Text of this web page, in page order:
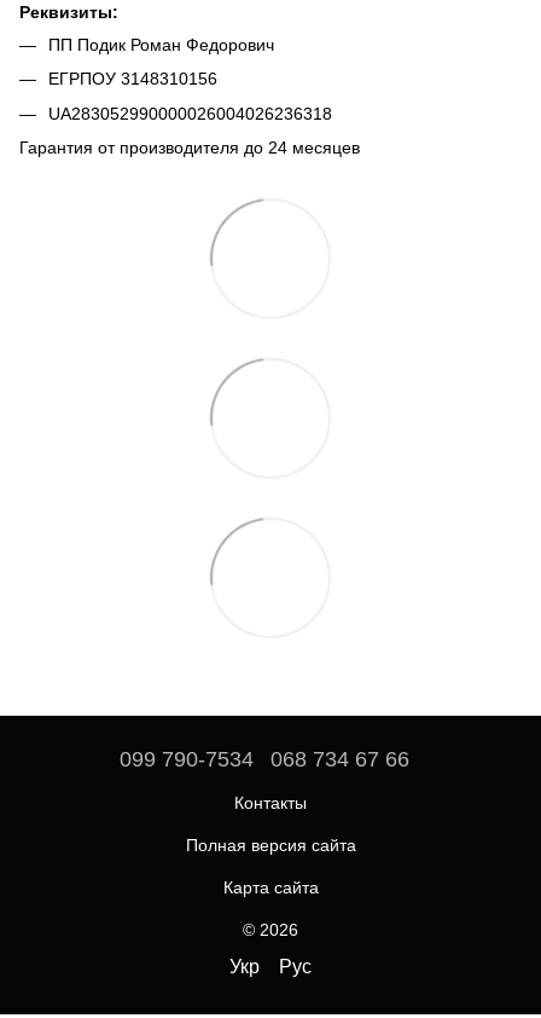
Реквизиты:
ПП Подик Роман Федорович
ЕГРПОУ 3148310156
UA283052990000026004026236318
Гарантия от производителя до 24 месяцев
099 790-7534 068 734 67 66
Контакты
Полная версия сайта
Карта сайта
© 2026
Укр Рус